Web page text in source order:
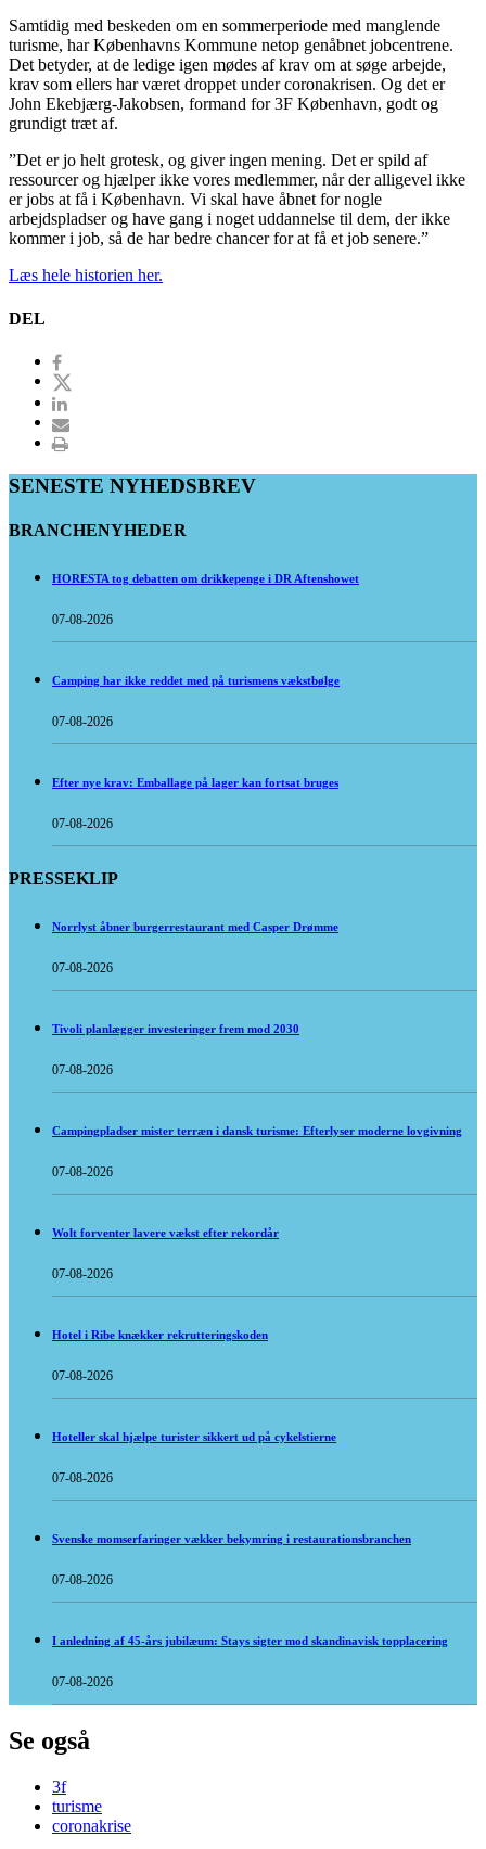
Samtidig med beskeden om en sommerperiode med manglende
turisme, har Københavns Kommune netop genåbnet jobcentrene.
Det betyder, at de ledige igen mødes af krav om at søge arbejde,
krav som ellers har været droppet under coronakrisen. Og det er
John Ekebjærg-Jakobsen, formand for 3F København, godt og
grundigt træt af.
”Det er jo helt grotesk, og giver ingen mening. Det er spild af
ressourcer og hjælper ikke vores medlemmer, når der alligevel ikke
er jobs at få i København. Vi skal have åbnet for nogle
arbejdspladser og have gang i noget uddannelse til dem, der ikke
kommer i job, så de har bedre chancer for at få et job senere.”
Læs hele historien her.
DEL
SENESTE NYHEDSBREV
BRANCHENYHEDER
HORESTA tog debatten om drikkepenge i DR Aftenshowet
07-08-2026
Camping har ikke reddet med på turismens vækstbølge
07-08-2026
Efter nye krav: Emballage på lager kan fortsat bruges
07-08-2026
PRESSEKLIP
Norrlyst åbner burgerrestaurant med Casper Drømme
07-08-2026
Tivoli planlægger investeringer frem mod 2030
07-08-2026
Campingpladser mister terræn i dansk turisme: Efterlyser moderne lovgivning
07-08-2026
Wolt forventer lavere vækst efter rekordår
07-08-2026
Hotel i Ribe knækker rekrutteringskoden
07-08-2026
Hoteller skal hjælpe turister sikkert ud på cykelstierne
07-08-2026
Svenske momserfaringer vækker bekymring i restaurationsbranchen
07-08-2026
I anledning af 45-års jubilæum: Stays sigter mod skandinavisk topplacering
07-08-2026
Se også
3f
turisme
coronakrise